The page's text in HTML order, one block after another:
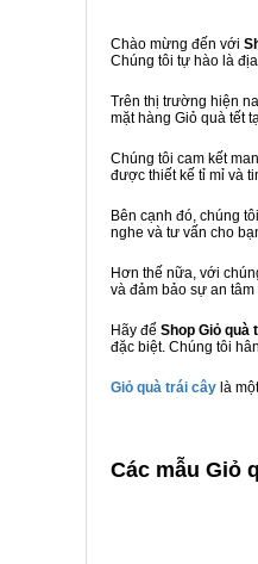
Chào mừng đến với
Chúng tôi tự hào là
Trên thị trường hiện
mặt hàng Giỏ quà tết
Chúng tôi cam kết
được thiết kế tỉ mỉ và
Bên cạnh đó, chúng
nghe và tư vấn cho
Hơn thế nữa, với
và đảm bảo sự an
Hãy để Shop Giỏ quà
đặc biệt. Chúng tôi
Giỏ quà trái cây là
Các mẫu Giỏ